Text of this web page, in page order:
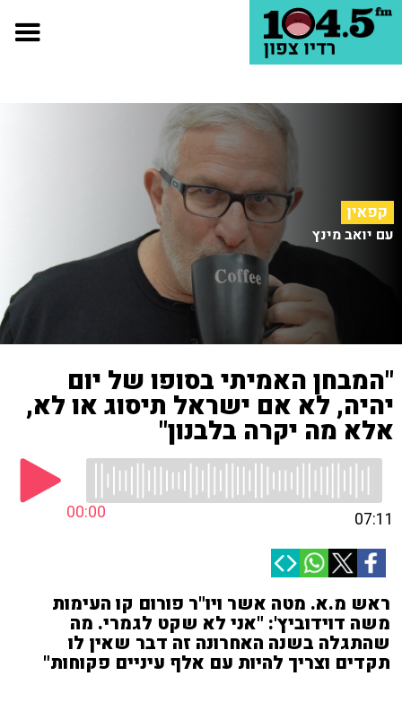
קפאין
עם יואב מינץ
"המבחן האמיתי בסופו של יום
יהיה, לא אם ישראל תיסוג או לא,
אלא מה יקרה בלבנון"
00:00 07:11
ראש מ.א. מטה אשר ויו"ר פורום קו העימות
משה דוידוביץ': "אני לא שקט לגמרי. מה
שהתגלה בשנה האחרונה זה דבר שאין לו
תקדים וצריך להיות עם אלף עיניים פקוחות"